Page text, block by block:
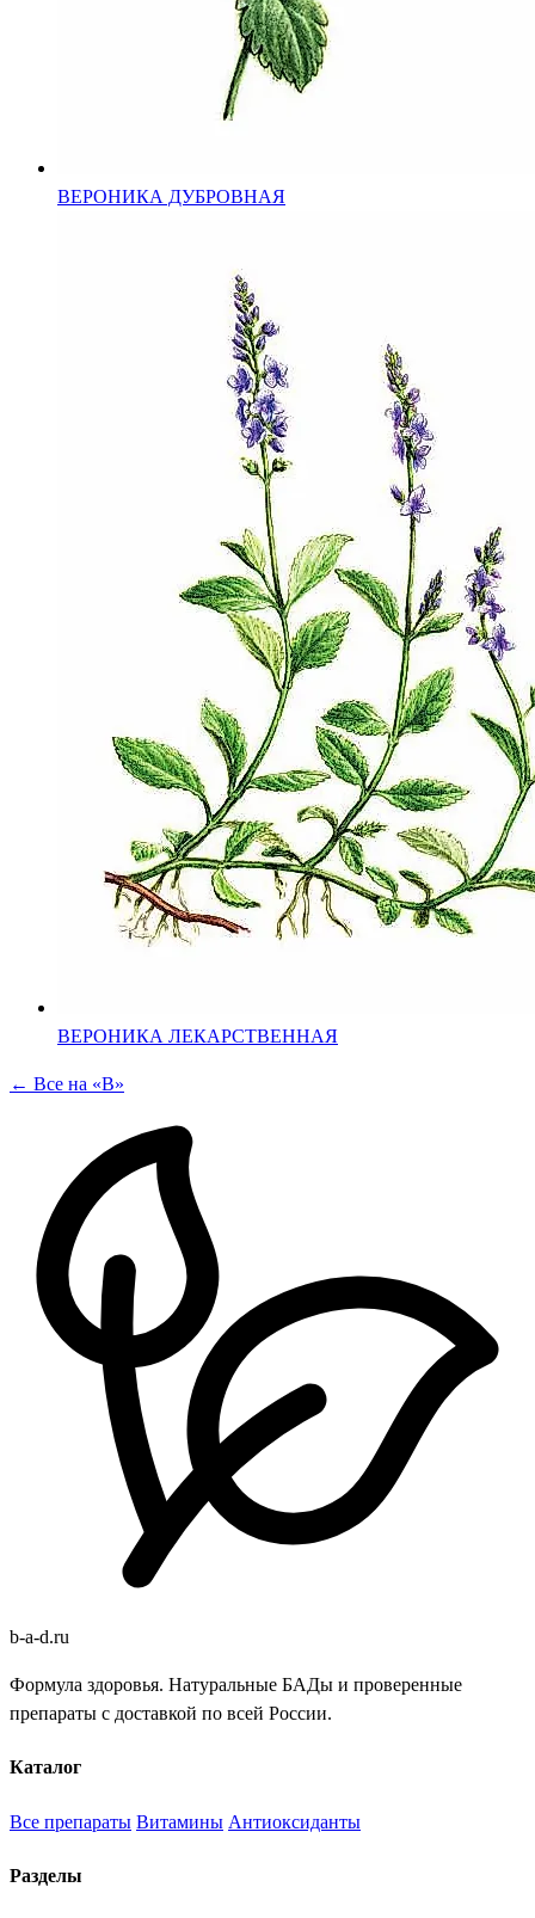
ВЕРОНИКА ДУБРОВНАЯ
ВЕРОНИКА ЛЕКАРСТВЕННАЯ
← Все на «В»
b-a-d.ru
Формула здоровья. Натуральные БАДы и проверенные
препараты с доставкой по всей России.
Каталог
Все препараты Витамины Антиоксиданты
Разделы